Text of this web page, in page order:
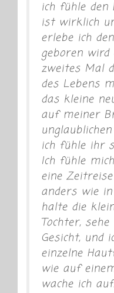
ich fühle den
ist wirklich
erlebe ich
geboren
zweites Mal
des Lebens
das kleine
auf meiner
ich fühle ihr
Ich fühle
eine
anders wie
halte die
Tochter,
Gesicht, und
einzelne
wie auf
wache ich